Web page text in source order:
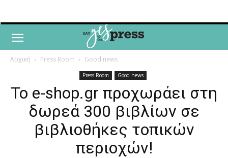
Αρχική Press Room Good news
Press Room Good news
Το e-shop.gr προχωράει στη
δωρεά 300 βιβλίων σε
βιβλιοθήκες τοπικών
περιοχών!